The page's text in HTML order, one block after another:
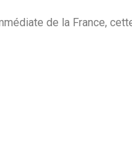
de la France,